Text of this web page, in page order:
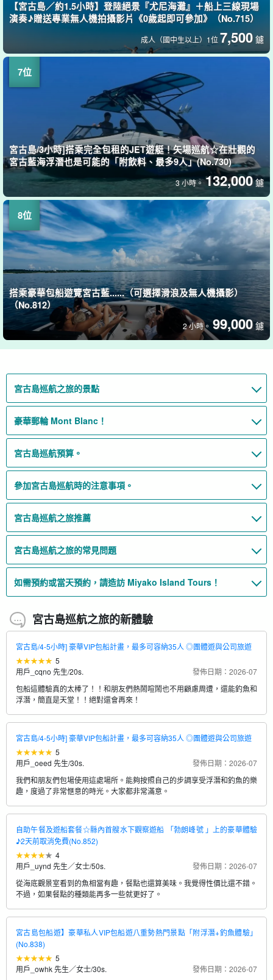
【宮古島／約1.5小時】登陸絕景『尤尼海灘』＋船上三線現場
演奏♪贈送專業無人機拍攝影片《0歲起即可參加》（No.715）
成人（國中生以上）1位 7,500 鑢
宮古島/3小時]搭乘完全包租的JET遊艇！矢場巡航☆在壯觀的
宮古藍海浮潛也是可能的「附飲料、最多9人」(No.730)
3 小時。132,000 鑢
搭乘豪華包船遊覽宮古藍......（可選擇滑浪及無人機攝影）
（No.812）
2 小時。 99,000 鑢
宮古島巡航之旅的景點
豪華郵輪 Mont Blanc！
宮古島巡航預算。
參加宮古島巡航時的注意事項。
宮古島巡航之旅推薦
宮古島巡航之旅的常見問題
如需預約或當天預約，請造訪 Miyako Island Tours！
宮古島巡航之旅的新體驗
宮古島/4-5小時] 豪華VIP包船計畫，最多可容納35人 ◎團體遊與公司旅遊
5
用戶_cqno 先生/20s.
發佈日期：2026-07
包船這體驗真的太棒了！！和朋友們熱鬧喧鬧也不用顧慮周遭，還能釣魚和
浮潛，簡直是天堂！！絕對還會再來！
宮古島/4-5小時] 豪華VIP包船計畫，最多可容納35人 ◎團體遊與公司旅遊
5
用戶_oeed 先生/30s.
發佈日期：2026-07
我們和朋友們包場使用這處場所。能夠按照自己的步調享受浮潛和釣魚的樂
趣，度過了非常愜意的時光。大家都非常滿意。
自助午餐及遊船套餐☆縣內首艘水下觀察遊船 「勃朗峰號 」上的豪華體驗
♪2天前取消免費(No.852)
4
用戶_uynd 先生／女士/50s.
發佈日期：2026-07
從海底觀景室看到的魚相當有趣，餐點也還算美味。我覺得性價比還不錯。
不過，如果餐點的種類能再多一些就更好了。
宮古島包船遊】豪華私人VIP包船遊八重勢熱門景點「附浮潛+釣魚體驗」
(No.838)
5
用戶_owhk 先生／女士/30s.
發佈日期：2026-07